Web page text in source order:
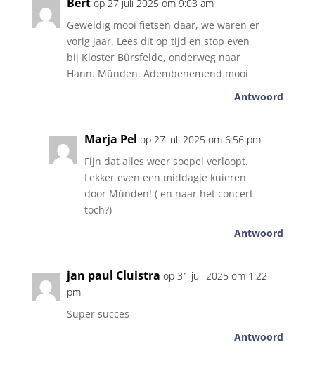
op 27 juli 2025 om 9:03 am
Geweldig mooi fietsen daar, we waren er
vorig jaar. Lees dit op tijd en stop even
bij Kloster Bürsfelde, onderweg naar
Hann. Münden. Adembenemend mooi
Antwoord
Marja Pel op 27 juli 2025 om 6:56 pm
Fijn dat alles weer soepel verloopt.
Lekker even een middagje kuieren
door Műnden! ( en naar het concert
toch?)
Antwoord
jan paul Cluistra op 31 juli 2025 om 1:22
pm
Super succes
Antwoord